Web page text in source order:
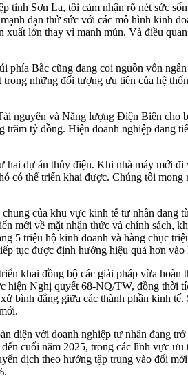
tỉnh Sơn La, tôi cảm nhận rõ nét sức
dạn thử sức với các mô hình kinh
xuất lớn thay vì manh mún. Và điều
Bắc cũng đang coi nguồn vốn
những đối tượng ưu tiên của hệ
và Năng lượng Điện Biên cho
trăm tỷ đồng. Hiện doanh nghiệp
dự án thủy điện. Khi nhà máy mới
có thể triển khai được. Chúng tôi
của khu vực kinh tế tư nhân
mới về mặt nhận thức và chính sách,
5 triệu hộ kinh doanh và hàng chục
tục được định hướng hiệu quả hơn
khai đồng bộ các giải pháp vừa
Nghị quyết 68-NQ/TW, đồng thời
bình đẳng giữa các thành phần kinh
diện với doanh nghiệp tư nhân đang
cuối năm 2025, trong các lĩnh vực
dịch theo hướng tập trung vào đổi